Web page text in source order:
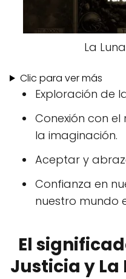
La
Clic para ver más
Exploración de
Conexión con
la imaginación.
Aceptar y
Confianza en
nuestro mundo
El
Justicia y La